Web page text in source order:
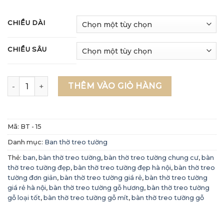
CHIỀU DÀI
CHIỀU SÂU
Bàn thờ treo tường gỗ pơmu - BT 15 số lượng
THÊM VÀO GIỎ HÀNG
Mã: BT - 15
Danh mục: Ban thờ treo tường
Thẻ: ban, bàn thờ treo tường, bàn thờ treo tường chung cư, bàn
thờ treo tường đẹp, bàn thờ treo tường đẹp hà nội, bàn thờ treo
tường đơn giản, bàn thờ treo tường giá rẻ, bàn thờ treo tường
giá rẻ hà nội, bàn thờ treo tường gỗ hương, bàn thờ treo tường
gỗ loại tốt, bàn thờ treo tường gỗ mít, bàn thờ treo tường gỗ